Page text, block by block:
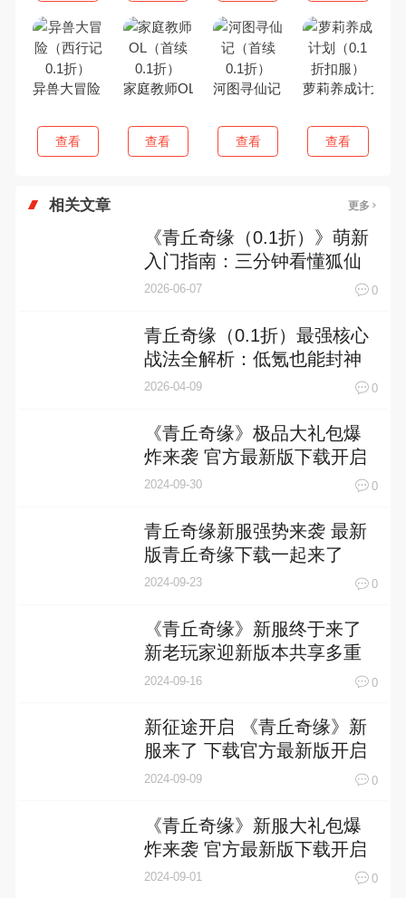
异兽大冒险（西行记0.1折）
查看
家庭教师OL（首续0.1折）
查看
河图寻仙记（首续0.1折）
查看
萝莉养成计划（
查看
相关文章 更多
《青丘奇缘（0.1折）》萌新
入门指南：三分钟看懂狐仙
世界的高甜修真逻辑！
2026-06-07 0
青丘奇缘（0.1折）最强核心
战法全解析：低氪也能封神
的五大逆天体系
2026-04-09 0
《青丘奇缘》极品大礼包爆
炸来袭 官方最新版下载开启
2024-09-30 0
青丘奇缘新服强势来袭 最新
版青丘奇缘下载一起来了
2024-09-23 0
《青丘奇缘》新服终于来了
新老玩家迎新版本共享多重
礼遇
2024-09-16 0
新征途开启 《青丘奇缘》新
服来了 下载官方最新版开启
新挑战
2024-09-09 0
《青丘奇缘》新服大礼包爆
炸来袭 官方最新版下载开启
2024-09-01 0